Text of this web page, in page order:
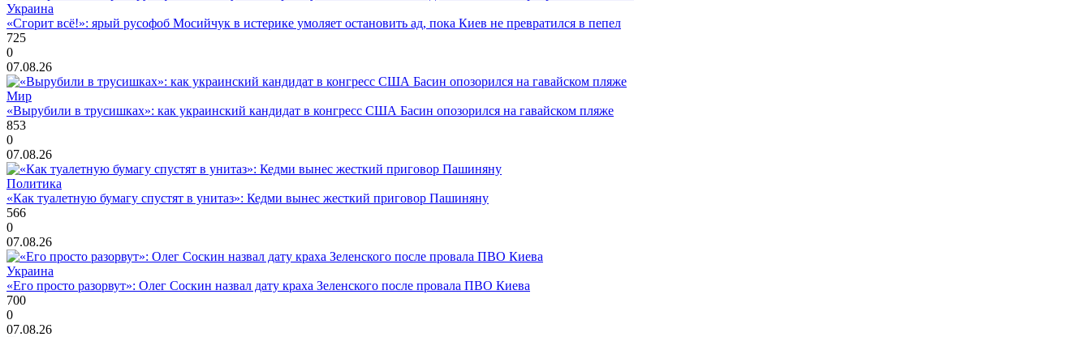
Украина
«Сгорит всё!»: ярый русофоб Мосийчук в истерике умоляет остановить ад, пока Киев не превратился в пепел
725
0
07.08.26
Мир
«Вырубили в трусишках»: как украинский кандидат в конгресс США Басин опозорился на гавайском пляже
853
0
07.08.26
Политика
«Как туалетную бумагу спустят в унитаз»: Кедми вынес жесткий приговор Пашиняну
566
0
07.08.26
Украина
«Его просто разорвут»: Олег Соскин назвал дату краха Зеленского после провала ПВО Киева
700
0
07.08.26